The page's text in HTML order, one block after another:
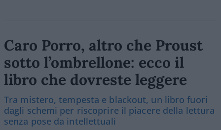
Caro Porro, altro che Proust
sotto l’ombrellone: ecco il
libro che dovreste leggere
Tra mistero, tempesta e blackout, un libro fuori
dagli schemi per riscoprire il piacere della lettura
senza pose da intellettuali